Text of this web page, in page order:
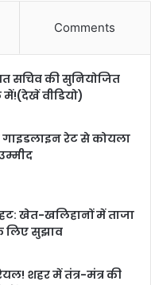
Comments
सचिव की सुनियोजित
में!(देखें वीडियो)
रेट से कोयला
खेत-खलिहानों में ताजा
लिए सुझाव
शहर में तंत्र-मंत्र की